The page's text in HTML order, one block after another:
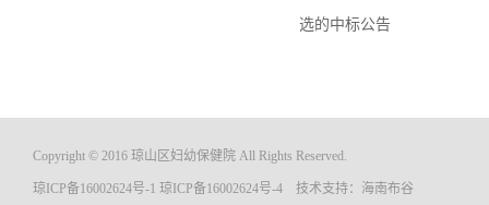
选的中标公告
Copyright © 2016 琼山区妇幼保健院 All Rights Reserved.
琼ICP备16002624号-1 琼ICP备16002624号-4 技术支持： 海南布谷